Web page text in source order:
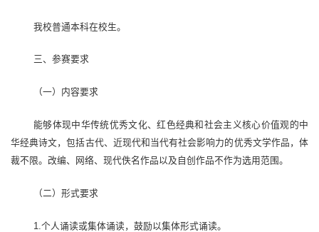
我校普通本科在校生。
三、参赛要求
（一）内容要求
能够体现中华传统优秀文化、红色经典和社会主义核心价值观的中
华经典诗文，包括古代、近现代和当代有社会影响力的优秀文学作品，体
裁不限。改编、网络、现代佚名作品以及自创作品不作为选用范围。
（二）形式要求
1.个人诵读或集体诵读，鼓励以集体形式诵读。